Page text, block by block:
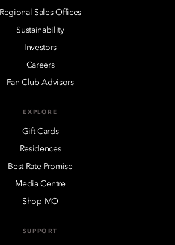
Regional Sales Offices
Sustainability
Investors
Careers
Fan Club Advisors
EXPLORE
Gift Cards
Residences
Best Rate Promise
Media Centre
Shop MO
SUPPORT